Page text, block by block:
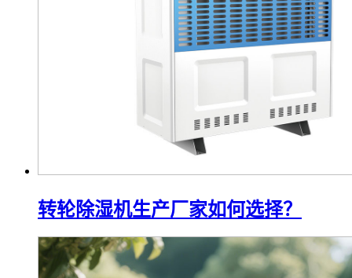
转轮除湿机生产厂家如何选择？